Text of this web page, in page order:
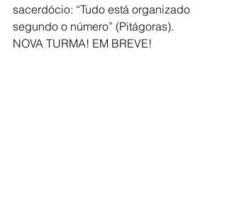
sacerdócio: “Tudo está organizado
segundo o número” (Pitágoras).
NOVA TURMA! EM BREVE!